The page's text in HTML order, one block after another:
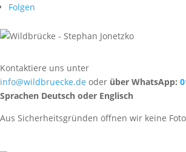
Folgen
Kontaktiere uns unter
info@wildbruecke.de oder über WhatsApp:
Sprachen Deutsch oder Englisch
Aus Sicherheitsgründen öffnen wir keine